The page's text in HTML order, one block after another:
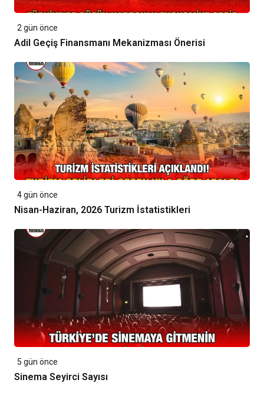
2 gün önce
Adil Geçiş Finansmanı Mekanizması Önerisi
4 gün önce
Nisan-Haziran, 2026 Turizm İstatistikleri
5 gün önce
Sinema Seyirci Sayısı